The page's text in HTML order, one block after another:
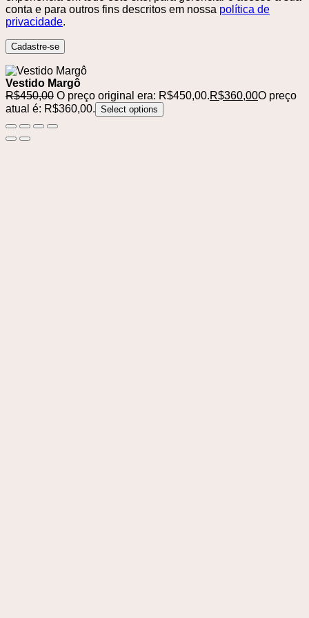
conta e para outros fins descritos em nossa política de
privacidade.
Cadastre-se
Vestido Margô
R$450,00 O preço original era: R$450,00.R$360,00O preço
atual é: R$360,00. Select options